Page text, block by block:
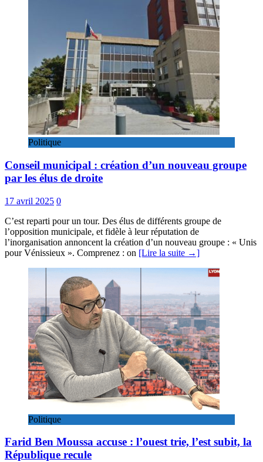
Politique
Conseil municipal : création d’un nouveau groupe
par les élus de droite
17 avril 2025 0
C’est reparti pour un tour. Des élus de différents groupe de
l’opposition municipale, et fidèle à leur réputation de
l’inorganisation annoncent la création d’un nouveau groupe : « Unis
pour Vénissieux ». Comprenez : on [Lire la suite →]
Politique
Farid Ben Moussa accuse : l’ouest trie, l’est subit, la
République recule